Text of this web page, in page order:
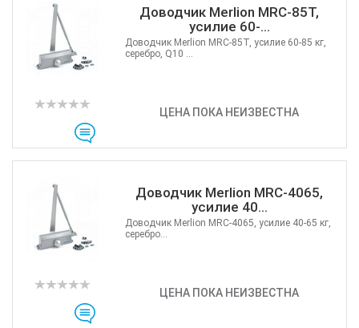
Доводчик Merlion MRC-85T,
усилие 60-...
ЦЕНА ПОКА НЕИЗВЕСТНА
Доводчик Merlion MRC-85T, усилие 60-85 кг,
серебро, Q10 ...
Доводчик Merlion MRC-4065,
усилие 40...
ЦЕНА ПОКА НЕИЗВЕСТНА
Доводчик Merlion MRC-4065, усилие 40-65 кг,
серебро...